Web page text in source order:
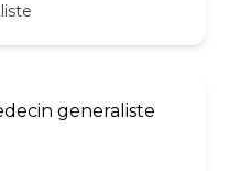
generaliste